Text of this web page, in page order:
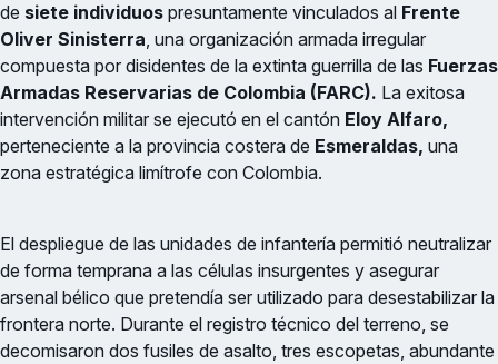
de siete individuos presuntamente vinculados al Frente
Oliver Sinisterra, una organización armada irregular
compuesta por disidentes de la extinta guerrilla de las Fuerzas
Armadas Reservarias de Colombia (FARC). La exitosa
intervención militar se ejecutó en el cantón Eloy Alfaro,
perteneciente a la provincia costera de Esmeraldas, una
zona estratégica limítrofe con Colombia.
El despliegue de las unidades de infantería permitió neutralizar
de forma temprana a las células insurgentes y asegurar
arsenal bélico que pretendía ser utilizado para desestabilizar la
frontera norte. Durante el registro técnico del terreno, se
decomisaron dos fusiles de asalto, tres escopetas, abundante